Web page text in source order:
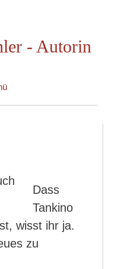
- Autorin
Dass
Tankino
wisst ihr ja.
zu